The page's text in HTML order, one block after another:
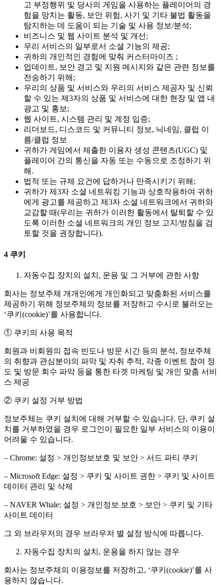
고 부정행위 및 당사의 게임을 사용하는 플레이어의 경
험을 망치는 활동, 보안 위험, 사기 및 기타 불법 활동을
탐지하는 데 도움이 되는 기술 및 사용 정보/분석;
비즈니스 및 웹 사이트 분석 및 개선;
우리 서비스의 일부로서 소셜 기능의 제공;
귀하의 개인적인 경험에 맞춰 커스터마이즈 ;
업데이트, 보안 경고 및 지원 메시지와 같은 관련 정보를
전송하기 위해;
우리의 상품 및 서비스와 우리의 서비스 제공자 및 신뢰
할 수 있는 제3자의 상품 및 서비스에 대한 현장 및 앱 내
광고 및 홍보;
웹 사이트, 시스템 관리 및 계정 입증;
리더보드, 디스코드 및 커뮤니티 정보, 닉네임, 클럽 이
름/클럽 정보
귀하가 게임에서 제출한 이용자 생성 콘텐츠(UGC) 및
플레이어 간의 통신을 자동 또는 수동으로 조정하기 위
해.
법적 또는 규제 요건에 답하거나 만족시키기 위해;
귀하가 제3자 소셜 네트워킹 기능과 상호작용하여 귀하
에게 광고를 제공하고 제3자 소셜 네트워크에서 귀하와
교감할 때(우리는 귀하가 이러한 활동에서 탈퇴할 수 있
도록 이러한 소셜 네트워크의 개인 정보 고지/방침을 검
토할 것을 권장합니다).
4 쿠키
자동수집 장치의 설치, 운용 및 그 거부에 관한 사항
회사는 정보주체 개개인에게 개인화되고 맞춤화된 서비스를
제공하기 위해 정보주체의 정보를 저장하고 수시로 불러오는
‘쿠키(cookie)’를 사용합니다.
① 쿠키의 사용 목적
회원과 비회원의 접속 빈도나 방문 시간 등의 분석, 정보주체
의 취향과 관심분야의 파악 및 자취 추적, 각종 이벤트 참여 정
도 및 방문 회수 파악 등을 통한 타겟 마케팅 및 개인 맞춤 서비
스 제공
② 쿠키 설정 거부 방법
정보주체는 쿠키 설치에 대해 거부할 수 있습니다. 단, 쿠키 설
치를 거부하였을 경우 로그인이 필요한 일부 서비스의 이용이
어려울 수 있습니다.
– Chrome: 설정 > 개인정보보호 및 보안 > 서드 파티 쿠키
– Microsoft Edge: 설정 > 쿠키 및 사이트 권한 > 쿠키 및 사이트
데이터 관리 및 삭제
– NAVER Whale: 설정 > 개인정보 보호 > 보안 > 쿠키 및 기타
사이트 데이터
그 외 브라우저의 경우 브라우저 별 설정 방식에 따릅니다.
자동수집 장치의 설치, 운용을 하지 않는 경우
회사는 정보주체의 이용정보를 저장하고, ‘쿠키(cookie)’를 사
용하지 않습니다.